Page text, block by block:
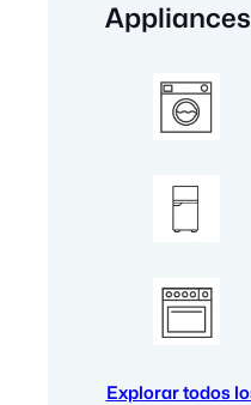
Appliances
Explorar todos